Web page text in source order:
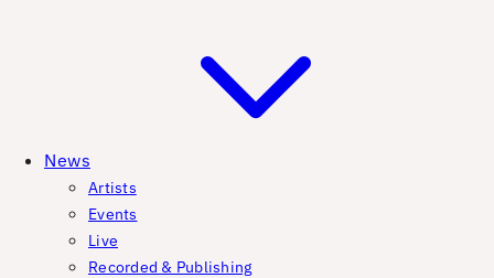
News
Artists
Events
Live
Recorded & Publishing